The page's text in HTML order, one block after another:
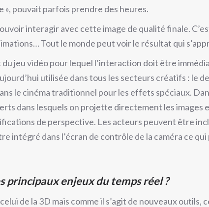
», pouvait parfois prendre des heures.
interagir avec cette image de qualité finale.
Tout le monde peut voir le résultat qui
jeu vidéo pour lequel l’interaction doit être
utilisée dans tous les secteurs créatifs : le
le cinéma traditionnel pour les effets spéciaux.
dans lesquels on projette directement les images
de perspective. Les acteurs peuvent être
intégré dans l’écran de contrôle de la caméra ce
principaux enjeux du temps réel ?
de la 3D mais comme il s’agit de nouveaux